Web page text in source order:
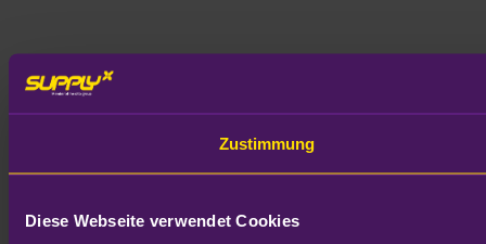
Zustimmung
Diese Webseite verwendet Cookies